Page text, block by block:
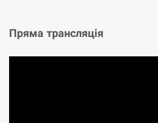
Пряма трансляція